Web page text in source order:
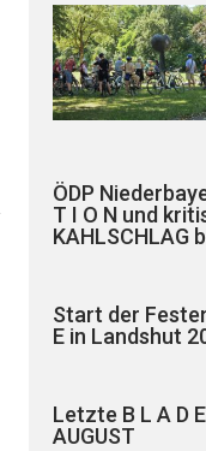
ÖDP
T I O N und
KAHLSCHLAG
Start der Festen
E in Landshut
Letzte B L A D
AUGUST